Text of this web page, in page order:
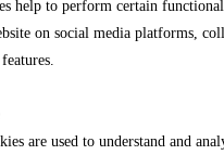
help to perform certain
on social media platforms,
are used to understand and